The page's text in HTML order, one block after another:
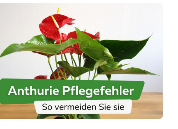
wirken, wenn sie die richtige Pflege
Ganz pflegeleicht ist die Pflanze
und so sollten Pflegefehler unbedingt
...